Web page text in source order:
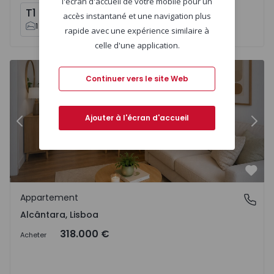
T1 x1
1
T2 x2
T3 x2
2
- 28
Appartement T1 com Nouveau Lisboa, Alcântara -
Précédent
Alcântara, Lisboa
Appartement
Alcântara, Lisboa
Acheter 318.000 €
accès instantané et une navigation plus
rapide avec une expérience similaire à
celle d'une application.
Continuer vers le site Web
Ajouter à l'écran d'accueil